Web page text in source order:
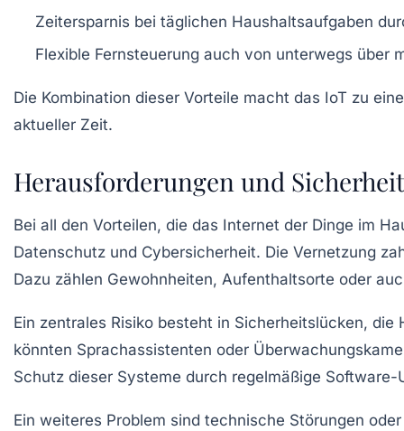
Zeitersparnis bei täglichen Haushaltsaufgaben
Flexible Fernsteuerung auch von unterwegs über
Die Kombination dieser Vorteile macht das IoT zu
aktueller Zeit.
Herausforderungen und
Bei all den Vorteilen, die das Internet der Dinge im
Datenschutz und Cybersicherheit. Die Vernetzung
Dazu zählen Gewohnheiten, Aufenthaltsorte oder
Ein zentrales Risiko besteht in Sicherheitslücken,
könnten Sprachassistenten oder
Schutz dieser Systeme durch regelmäßige
Ein weiteres Problem sind technische Störungen